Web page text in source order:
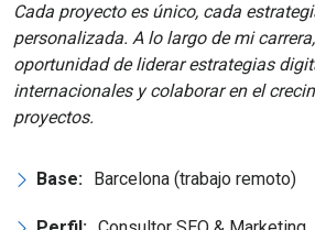
Cada proyecto es único, cada
personalizada. A lo largo de mi
oportunidad de liderar estrategias
internacionales y colaborar en el
proyectos.
Base: Barcelona (trabajo remoto)